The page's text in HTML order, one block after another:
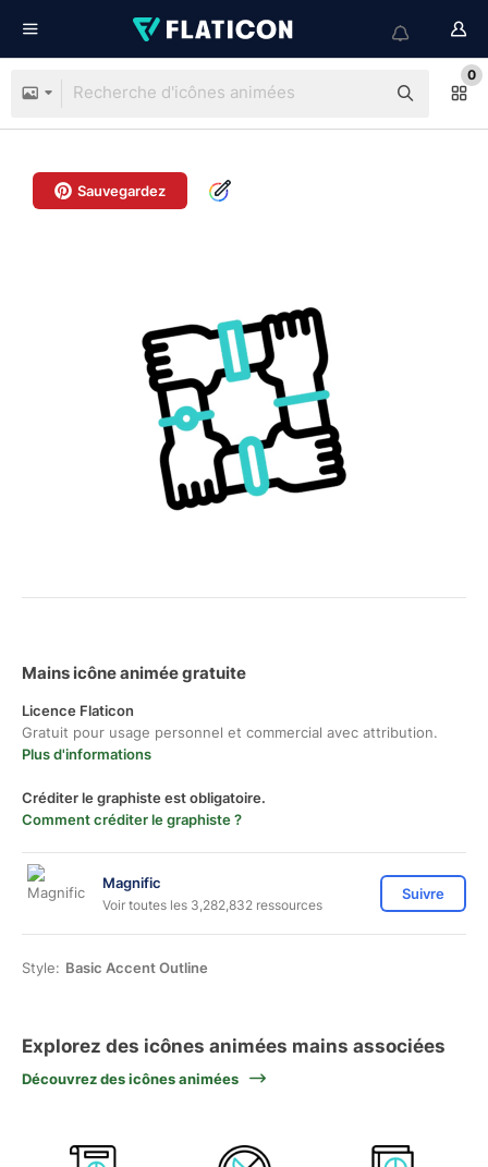
0
Sauvegardez
Mains icône animée gratuite
Licence Flaticon
Gratuit pour usage personnel et commercial avec attribution.
Plus d'informations
Créditer le graphiste est obligatoire.
Comment créditer le graphiste ?
Magnific
Voir toutes les 3,282,832 ressources
Suivre
Style: Basic Accent Outline
Explorez des icônes animées mains associées
Découvrez des icônes animées